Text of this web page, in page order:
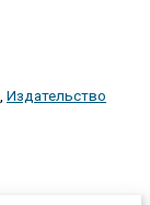
Издательство